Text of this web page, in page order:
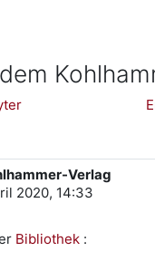
Verlag
2020, 14:33
Bibliothek :